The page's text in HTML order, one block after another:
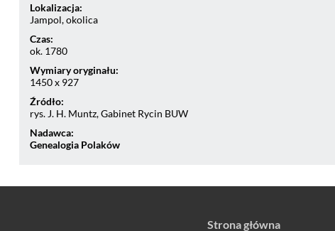
Lokalizacja:
Jampol, okolica
Czas:
ok. 1780
Wymiary oryginału:
1450 x 927
Źródło:
rys. J. H. Muntz, Gabinet Rycin BUW
Nadawca:
Genealogia Polaków
Strona główna